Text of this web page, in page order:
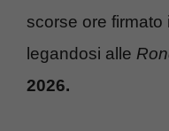
scorse ore firmato
legandosi alle
2026.